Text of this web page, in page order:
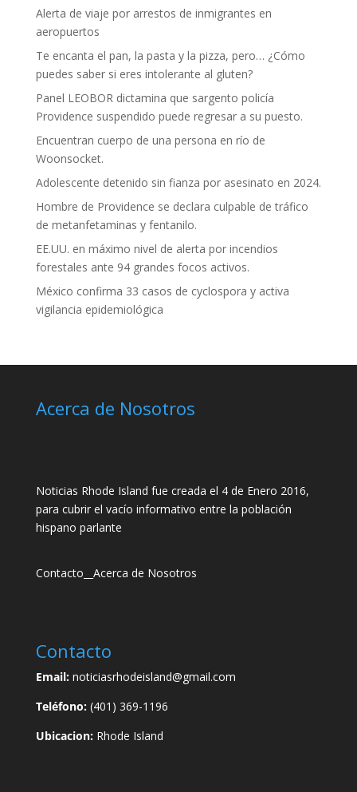
Alerta de viaje por arrestos de inmigrantes en
aeropuertos
Te encanta el pan, la pasta y la pizza, pero… ¿Cómo
puedes saber si eres intolerante al gluten?
Panel LEOBOR dictamina que sargento policía
Providence suspendido puede regresar a su puesto.
Encuentran cuerpo de una persona en río de
Woonsocket.
Adolescente detenido sin fianza por asesinato en 2024.
Hombre de Providence se declara culpable de tráfico
de metanfetaminas y fentanilo.
EE.UU. en máximo nivel de alerta por incendios
forestales ante 94 grandes focos activos.
México confirma 33 casos de cyclospora y activa
vigilancia epidemiológica
Acerca de Nosotros
Noticias Rhode Island fue creada el 4 de Enero 2016,
para cubrir el vacío informativo entre la población
hispano parlante
Contacto Acerca de Nosotros
Contacto
Email:noticiasrhodeisland@gmail.com
Teléfono:(401) 369-1196
Ubicacion:Rhode Island